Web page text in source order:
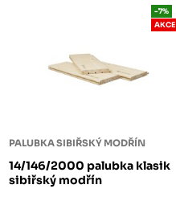
PALUBKA SIBIŘSKÝ MODŘÍN
14/146/2000 palubka klasik
sibiřský modřín
-7%
AKCE